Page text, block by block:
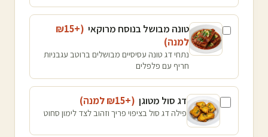
טונה מבושל בנוסח מרוקאי (+₪
15
למנה)
נתחי דג טונה עסיסיים מבושלים ברוטב עגבניות
חריף עם פלפלים
דג סול מטוגן (+₪
15 למנה)
פילה דג סול בציפוי פריך וזהוב לצד לימון סחוט